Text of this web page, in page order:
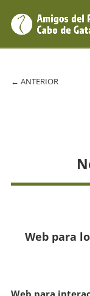
← ANTERIOR
Web para
Web para